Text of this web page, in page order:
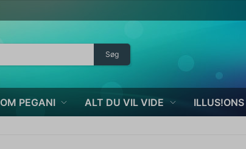
Søg
OM PEGANI ALT DU VIL VIDE ILLUS!ONS